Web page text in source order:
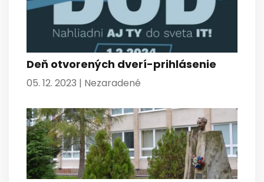
Deň otvorených dverí-prihlásenie
05. 12. 2023 | Nezaradené